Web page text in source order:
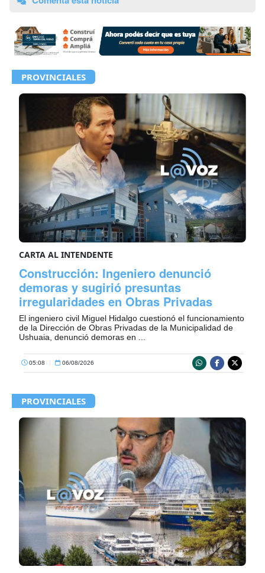
PROVINCIALES
CARTA AL INTENDENTE
Construcción: Ingeniero denunció
demoras y sugirió presuntas
irregularidades en Obras Privadas
El ingeniero civil Miguel Hidalgo cuestionó el funcionamiento
de la Dirección de Obras Privadas de la Municipalidad de
Ushuaia, denunció demoras en ...
05:08 | 06/08/2026
PROVINCIALES